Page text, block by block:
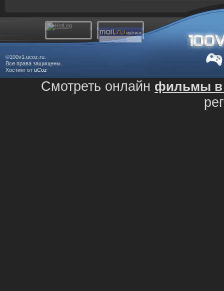
©100v1.ucoz.ru.
Все права защищены.
Хостинг от uCoz
Смотреть онлайн фильмы в